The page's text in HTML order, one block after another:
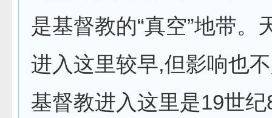
是基督教的“真空”地带。
进入这里较早,但影响也
基督教进入这里是19世